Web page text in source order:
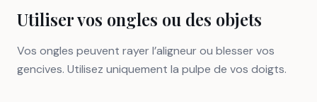
Utiliser vos ongles ou des objets
Vos ongles peuvent rayer l’aligneur ou blesser vos
gencives. Utilisez uniquement la pulpe de vos doigts.